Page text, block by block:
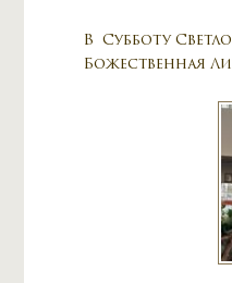
В Субботу
Божественная